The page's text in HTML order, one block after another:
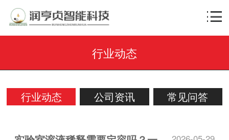
行业动态
行业动态 公司资讯 常见问答